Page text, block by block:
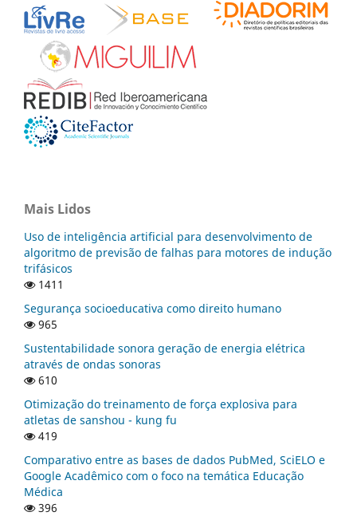
Mais Lidos
Uso de inteligência artificial para desenvolvimento de
algoritmo de previsão de falhas para motores de indução
trifásicos
1411
Segurança socioeducativa como direito humano
965
Sustentabilidade sonora geração de energia elétrica
através de ondas sonoras
610
Otimização do treinamento de força explosiva para
atletas de sanshou - kung fu
419
Comparativo entre as bases de dados PubMed, SciELO e
Google Acadêmico com o foco na temática Educação
Médica
396